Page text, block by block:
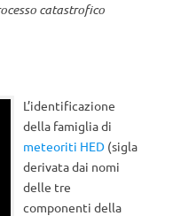
catastrofico
L’identificazione
della famiglia di
meteoriti HED (sigla
derivata dai nomi
delle tre
componenti della